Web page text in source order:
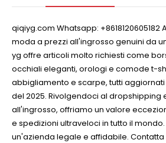
qiqiyg.com Whatsapp: +8618120605182
moda a prezzi all'ingrosso genuini da
yg offre articoli molto richiesti come
occhiali eleganti, orologi e comode t-
abbigliamento e scarpe, tutti
del 2025. Rivolgendoci al dropshipping
all'ingrosso, offriamo un valore
e spedizioni ultraveloci in tutto il
un'azienda legale e affidabile. Contatta